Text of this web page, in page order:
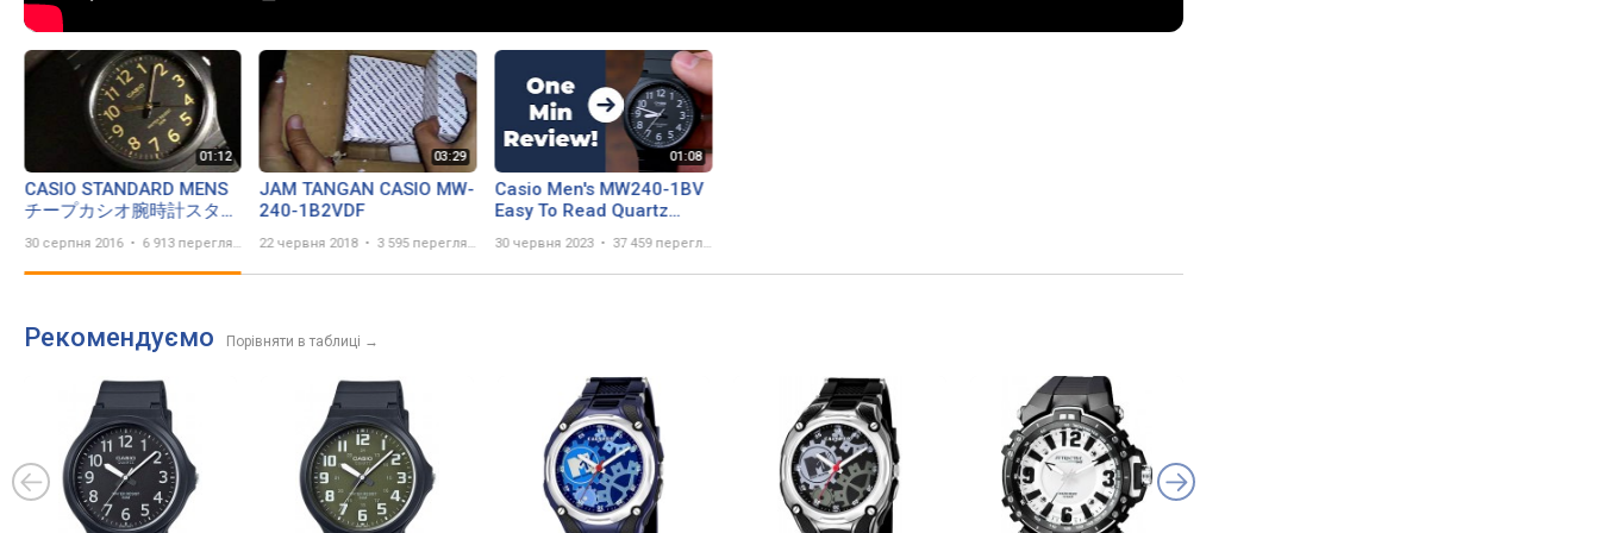
CASIO STANDARD MENS
チープカシオ腕時計スタン
1B2 平行輸入品
30 серпня 2016 6 913 переглядів
JAM TANGAN CASIO MW-
240-1B2VDF
22 червня 2018 3 595 переглядів
Casio Men's MW240-1BV
Easy To Read Quartz
30 червня 2023 37 459 переглядів
Рекомендуємо Порівняти в таблиці →